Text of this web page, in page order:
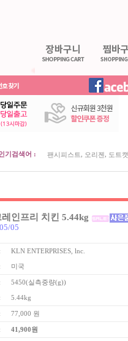
기검색어 : 팬시피스트 오리젠 도트캣
인프리 치킨 5.44kg
05
KLN ENTERPRISES, lnc.
미국
5450(실측중량(g))
5.44kg
77,000 원
41,900원